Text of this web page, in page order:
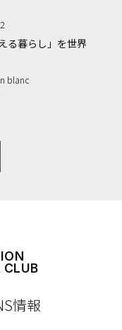
る暮らし」を世界
blanc
CLUB
情報